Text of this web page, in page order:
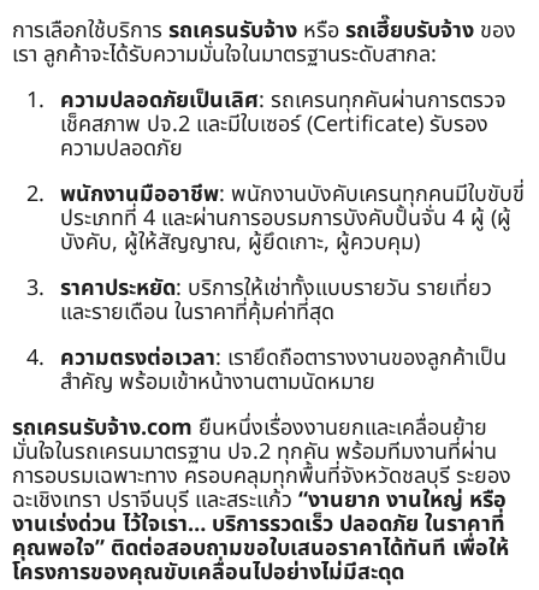
การเลือกใช้บริการ รถเครนรับจ้าง หรือรถเฮี๊ยบรับจ้าง ของ
เรา ลูกค้าจะได้รับความมั่นใจในมาตรฐานระดับสากล:
ความปลอดภัยเป็นเลิศ: รถเครนทุกคันผ่านการตรวจ
เช็คสภาพ ปจ.2 และมีใบเซอร์ (Certificate) รับรอง
ความปลอดภัย
พนักงานมืออาชีพ: พนักงานบังคับเครนทุกคนมีใบขับขี่
ประเภทที่ 4 และผ่านการอบรมการบังคับปั้นจั่น 4 ผู้ (ผู้
บังคับ, ผู้ให้สัญญาณ, ผู้ยึดเกาะ, ผู้ควบคุม)
ราคาประหยัด: บริการให้เช่าทั้งแบบรายวัน รายเที่ยว
และรายเดือน ในราคาที่คุ้มค่าที่สุด
ความตรงต่อเวลา: เรายึดถือตารางงานของลูกค้าเป็น
สำคัญ พร้อมเข้าหน้างานตามนัดหมาย
รถเครนรับจ้าง.com ยืนหนึ่งเรื่องงานยกและเคลื่อนย้าย
มั่นใจในรถเครนมาตรฐาน ปจ.2 ทุกคัน พร้อมทีมงานที่ผ่าน
การอบรมเฉพาะทาง ครอบคลุมทุกพื้นที่จังหวัดชลบุรี ระยอง
ฉะเชิงเทรา ปราจีนบุรี และสระแก้ว “งานยาก งานใหญ่ หรือ
งานเร่งด่วน ไว้ใจเรา… บริการรวดเร็ว ปลอดภัย ในราคาที่
คุณพอใจ” ติดต่อสอบถามขอใบเสนอราคาได้ทันที เพื่อให้
โครงการของคุณขับเคลื่อนไปอย่างไม่มีสะดุด